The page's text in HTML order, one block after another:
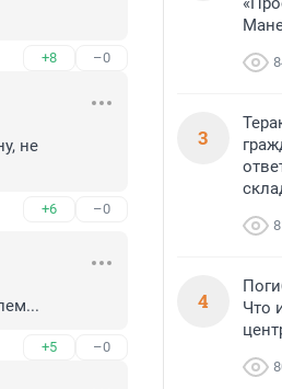
+8 –0
не
+6 –0
+5 –0
3
4
Что